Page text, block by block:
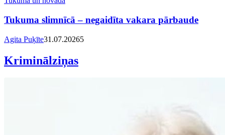
Tukuma slimnīcā – negaidīta vakara pārbaude
Agita Puķīte31.07.20265
Kriminālziņas